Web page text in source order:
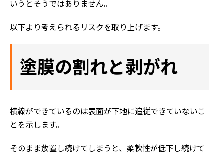
いうとそうではありません。
以下より考えられるリスクを取り上げます。
塗膜の割れと剥がれ
横線ができているのは表面が下地に追従できていないこ
とを示します。
そのまま放置し続けてしまうと、柔軟性が低下し続けて